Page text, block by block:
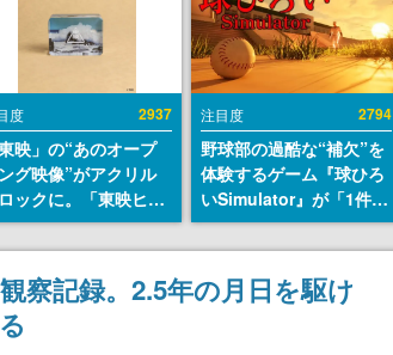
度 2937
東映」の“あのオープ
グ映像”がアクリル
ックに。「東映ヒス
カル グッズコレクシ
」が8月下旬より発
注目度 2794
野球部の過酷な“補欠”を
体験するゲーム『球ひろ
いSimulator』が「1件」
のウィッシュリストをも
とにチェコ語に対応し
SNSで話題に。『キング
ダム・カム』開発元やチ
察記録。2.5年の月日を駆け